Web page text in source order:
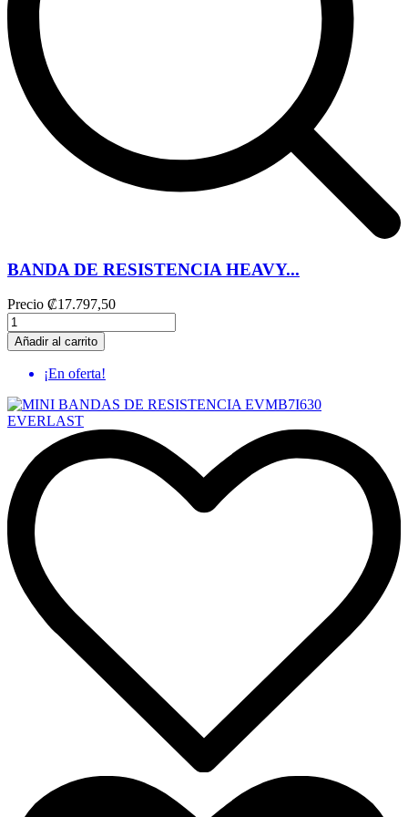
BANDA DE RESISTENCIA HEAVY...
Precio ₡17.797,50
Añadir al carrito
¡En oferta!